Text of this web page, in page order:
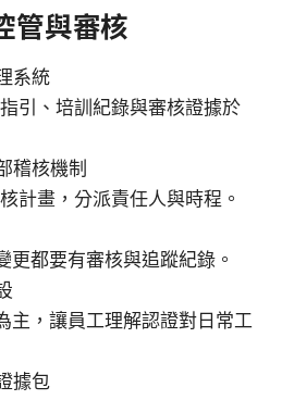
管與審核
系統
引、培訓紀錄與審核證據於
稽核機制
計畫，分派責任人與時程。
更都要有審核與追蹤紀錄。
主，讓員工理解認證對日常工
據包